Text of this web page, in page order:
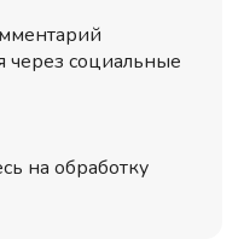
через социальные
на обработку